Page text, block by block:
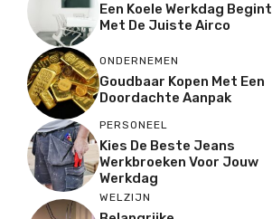
Een Koele Werkdag Begint
Met De Juiste Airco
ONDERNEMEN
Goudbaar Kopen Met Een
Doordachte Aanpak
PERSONEEL
Kies De Beste Jeans
Werkbroeken Voor Jouw
Werkdag
WELZIJN